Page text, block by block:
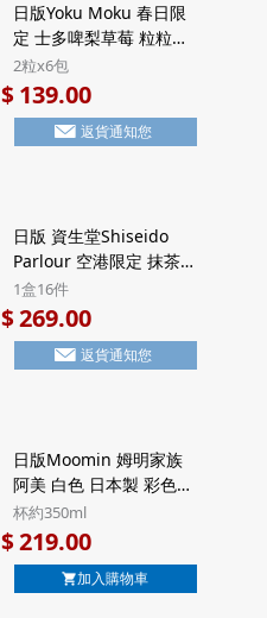
日版Yoku Moku 春日限
定 士多啤梨草莓 粒粒方
塊酥餅 禮盒 (2粒x6包)
【市集世界 - 日本市集】
2粒x6包
$139.00
返貨通知您
日版 資生堂Shiseido
Parlour 空港限定 抹茶朱
古力 黑糖忌廉夾心 7層威
化酥餅 豪華鐵罐禮盒 (1
盒16件)【市集世界 - 日
本市集】
1盒16件
$269.00
返貨通知您
日版Moomin 姆明家族
阿美 白色 日本製 彩色工
藝雕花木盒陶瓷杯 禮品
套裝 禮盒 (292)【市集世
界 - 日本市集】
杯約350ml
$219.00
加入購物車